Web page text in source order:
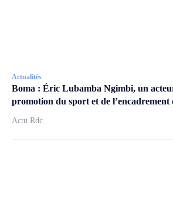
Actualités
Boma : Éric Lubamba Ngimbi, un
promotion du sport et de l’encadrement
Actu Rdc